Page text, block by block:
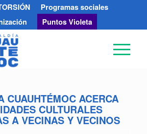
Programas sociales
Puntos Violeta
CUAUHTÉMOC ACERCA
CULTURALES
A VECINAS Y VECINOS